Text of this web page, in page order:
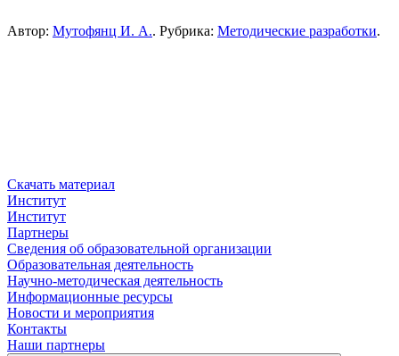
Автор: Мутофянц И. А.. Рубрика: Методические разработки.
Скачать материал
Институт
Институт
Партнеры
Сведения об образовательной организации
Образовательная деятельность
Научно-методическая деятельность
Информационные ресурсы
Новости и мероприятия
Контакты
Наши партнеры